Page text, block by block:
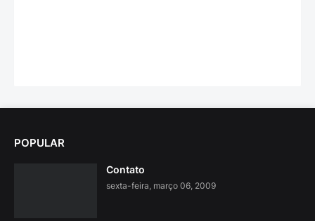
POPULAR
Contato
sexta-feira, março 06, 2009